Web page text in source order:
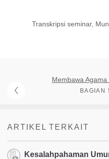
Transkripsi seminar,
Membawa
BAGIAN
ARTIKEL TERKAIT
Kesalahpahaman